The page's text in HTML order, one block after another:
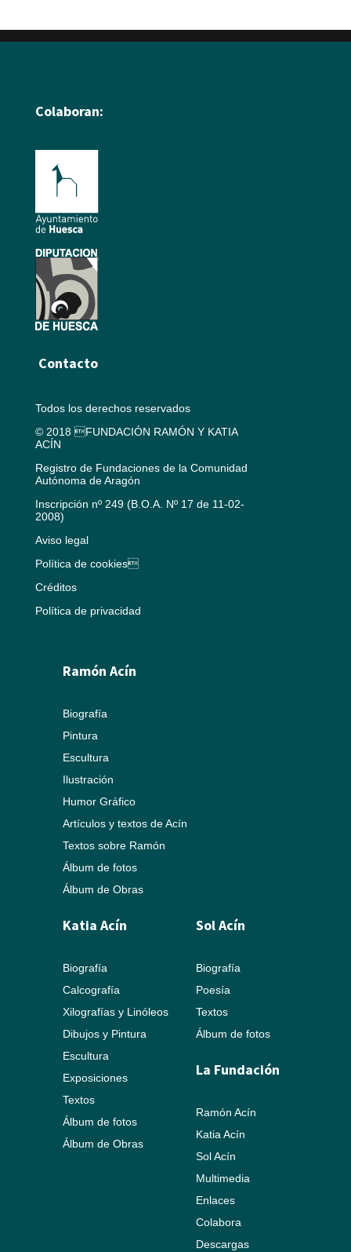
Colaboran:
Contacto
Todos los derechos reservados
© 2018 FUNDACIÓN RAMÓN Y KATIA
ACÍN
Registro de Fundaciones de la Comunidad
Autónoma de Aragón
Inscripción nº 249 (B.O.A. Nº 17 de 11-02-
2008)
Aviso legal
Política de cookies
Créditos
Política de privacidad
Ramón Acín
Biografía
Pintura
Escultura
Ilustración
Humor Gráfico
Artículos y textos de Acín
Textos sobre Ramón
Álbum de fotos
Álbum de Obras
Katia Acín
Biografía
Calcografía
Xilografías y Linóleos
Dibujos y Pintura
Escultura
Exposiciones
Textos
Álbum de fotos
Álbum de Obras
Sol Acín
Biografía
Poesía
Textos
Álbum de fotos
La Fundación
Ramón Acín
Katia Acín
Sol Acín
Multimedia
Enlaces
Colabora
Descargas